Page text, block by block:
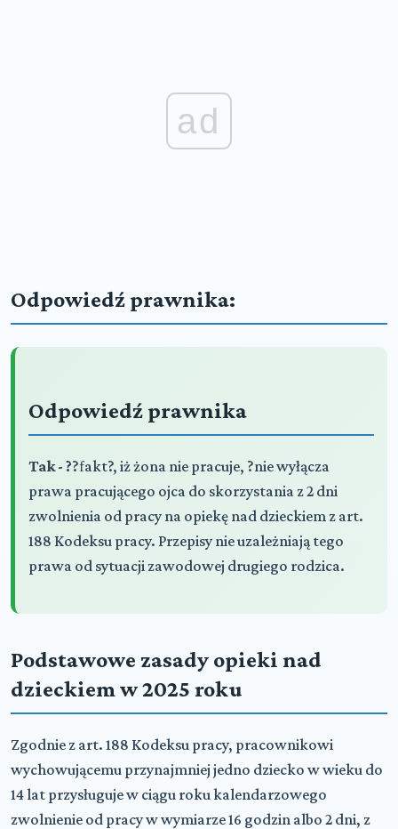
ad
Odpowiedź prawnika:
Odpowiedź prawnika
Tak - ??fakt?, iż żona nie pracuje, ?nie wyłącza
prawa pracującego ojca do skorzystania z 2 dni
zwolnienia od pracy na opiekę nad dzieckiem z art.
188 Kodeksu pracy. Przepisy nie uzależniają tego
prawa od sytuacji zawodowej drugiego rodzica.
Podstawowe zasady opieki nad
dzieckiem w 2025 roku
Zgodnie z art. 188 Kodeksu pracy, pracownikowi
wychowującemu przynajmniej jedno dziecko w wieku do
14 lat przysługuje w ciągu roku kalendarzowego
zwolnienie od pracy w wymiarze 16 godzin albo 2 dni, z